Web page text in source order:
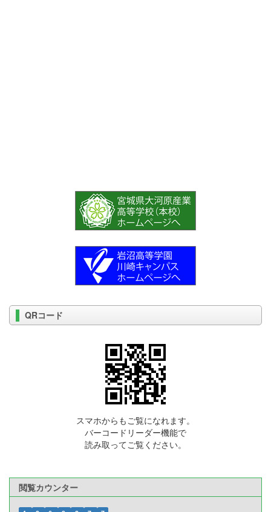
QRコード
スマホからもご覧になれます。
バーコードリーダー機能で
読み取ってご覧ください。
閲覧カウンター